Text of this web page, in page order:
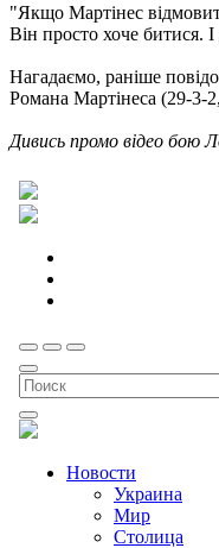
"Якщо Мартінес
Він просто хоче битися.
Нагадаємо, раніше
Романа Мартінеса (29-3-
Дивись промо відео бою